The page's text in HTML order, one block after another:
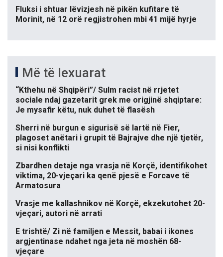
Fluksi i shtuar lëvizjesh në pikën kufitare të
Morinit, në 12 orë regjistrohen mbi 41 mijë hyrje
Më të lexuarat
“Kthehu në Shqipëri”/ Sulm racist në rrjetet
sociale ndaj gazetarit grek me origjinë shqiptare:
Je mysafir këtu, nuk duhet të flasësh
Sherri në burgun e sigurisë së lartë në Fier,
plagoset anëtari i grupit të Bajrajve dhe një tjetër,
si nisi konflikti
Zbardhen detaje nga vrasja në Korçë, identifikohet
viktima, 20-vjeçari ka qenë pjesë e Forcave të
Armatosura
Vrasje me kallashnikov në Korçë, ekzekutohet 20-
vjeçari, autori në arrati
E trishtë/ Zi në familjen e Messit, babai i ikones
argjentinase ndahet nga jeta në moshën 68-
vjeçare